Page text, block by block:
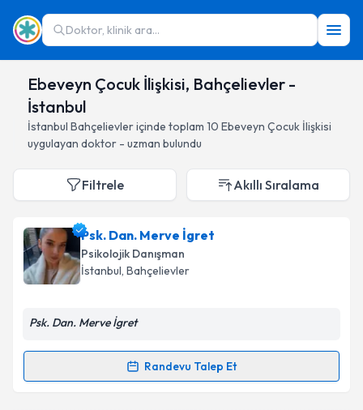
Doktor, klinik ara...
Ebeveyn Çocuk İlişkisi, Bahçelievler -
İstanbul
İstanbul Bahçelievleriçinde toplam 10 Ebeveyn Çocuk İlişkisi
uygulayan doktor - uzman bulundu
Filtrele Akıllı Sıralama
Psk. Dan. Merve İgret
Psikolojik Danışman
İstanbul, Bahçelievler
Psk. Dan. Merve İgret
Randevu Talep Et
Randevu Takvimi Talebi